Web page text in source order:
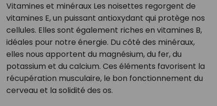
Vitamines et minéraux Les noisettes regorgent de
vitamines E, un puissant antioxydant qui protège nos
cellules. Elles sont également riches en vitamines B,
idéales pour notre énergie. Du côté des minéraux,
elles nous apportent du magnésium, du fer, du
potassium et du calcium. Ces éléments favorisent la
récupération musculaire, le bon fonctionnement du
cerveau et la solidité des os.